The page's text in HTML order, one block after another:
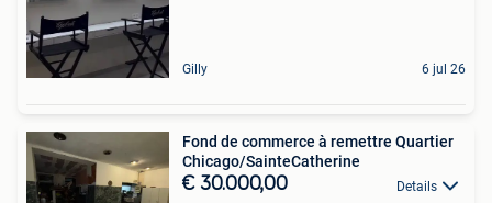
Gilly 6 jul 26
Fond de commerce à remettre Quartier
Chicago/SainteCatherine
€ 30.000,00 Details